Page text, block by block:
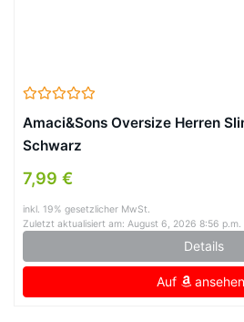
Amaci&Sons Oversize Herren
Schwarz
7,99 €
inkl. 19% gesetzlicher MwSt.
Zuletzt aktualisiert am: August 6, 2026 8:56 p.m.
Details
Auf